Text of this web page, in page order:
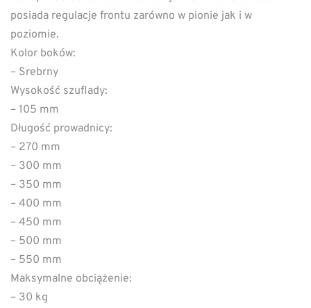
posiada regulacje frontu zarówno w pionie jak i w
poziomie.
Kolor boków:
– Srebrny
Wysokość szuflady:
– 105 mm
Długość prowadnicy:
– 270 mm
– 300 mm
– 350 mm
– 400 mm
– 450 mm
– 500 mm
– 550 mm
Maksymalne obciążenie:
– 30 kg